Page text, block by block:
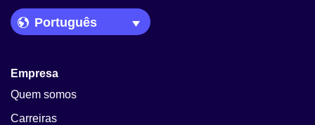
Language Picker
Empresa
Quem somos
Carreiras